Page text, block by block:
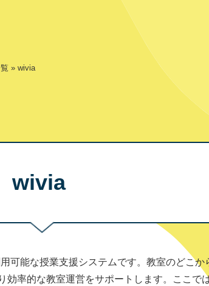
» wivia
wivia
可能な授業支援システムです。教室のどこ
率的な教室運営をサポートします。ここで